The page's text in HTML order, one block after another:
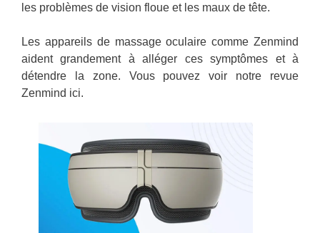
les problèmes de vision floue et les maux de tête.
Les appareils de massage oculaire comme Zenmind
aident grandement à alléger ces symptômes et à
détendre la zone. Vous pouvez voir notre revue
Zenmind ici.